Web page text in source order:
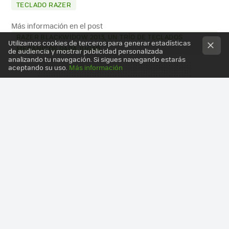
TECLADO RAZER
Más información en el post
MECÁNICOS PARA JUGAR
Utilizamos cookies de terceros para generar estadísticas
de audiencia y mostrar publicidad personalizada
analizando tu navegación. Si sigues navegando estarás
aceptando su uso. Más información